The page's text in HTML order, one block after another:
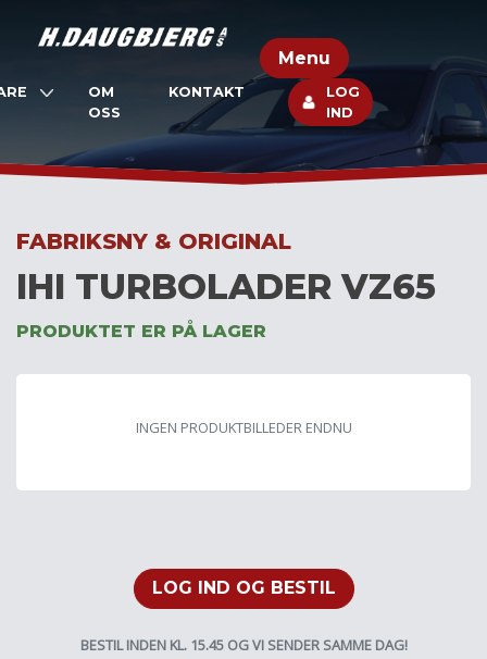
Menu
OM
OSS
KONTAKT
LOG
IND
FABRIKSNY & ORIGINAL
IHI TURBOLADER VZ65
PRODUKTET ER PÅ LAGER
INGEN PRODUKTBILLEDER ENDNU
LOG IND OG BESTIL
BESTIL INDEN KL. 15.45 OG VI SENDER SAMME DAG!